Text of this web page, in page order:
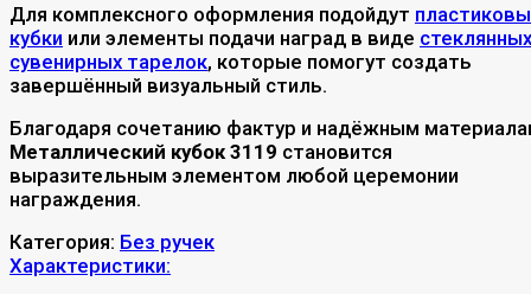
Для комплексного оформления подойдут
кубки или элементы подачи наград в виде стеклянных
сувенирных тарелок, которые помогут создать
завершённый визуальный стиль.
Благодаря сочетанию фактур и надёжным
Металлический кубок 3119 становится
выразительным элементом любой церемонии
награждения.
Категория: Без ручек
Характеристики: